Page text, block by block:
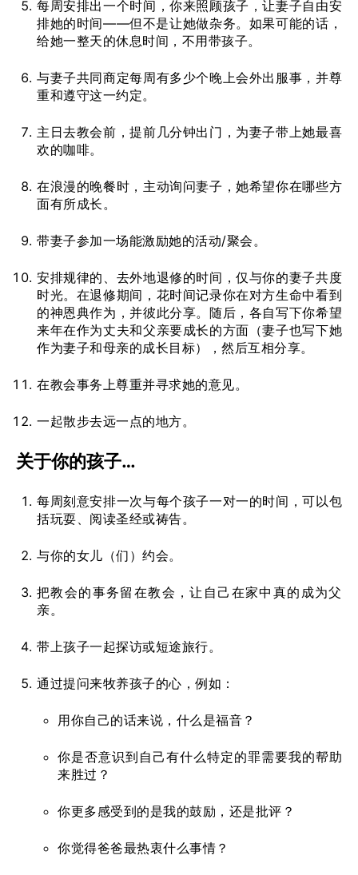
每周安排出一个时间，你来照顾孩子，让妻子自由安
排她的时间——但不是让她做杂务。如果可能的话，
给她一整天的休息时间，不用带孩子。
与妻子共同商定每周有多少个晚上会外出服事，并尊
重和遵守这一约定。
主日去教会前，提前几分钟出门，为妻子带上她最喜
欢的咖啡。
在浪漫的晚餐时，主动询问妻子，她希望你在哪些方
面有所成长。
带妻子参加一场能激励她的活动/聚会。
安排规律的、去外地退修的时间，仅与你的妻子共度
时光。在退修期间，花时间记录你在对方生命中看到
的神恩典作为，并彼此分享。随后，各自写下你希望
来年在作为丈夫和父亲要成长的方面（妻子也写下她
作为妻子和母亲的成长目标），然后互相分享。
在教会事务上尊重并寻求她的意见。
一起散步去远一点的地方。
关于你的孩子…
每周刻意安排一次与每个孩子一对一的时间，可以包
括玩耍、阅读圣经或祷告。
与你的女儿（们）约会。
把教会的事务留在教会，让自己在家中真的成为父
亲。
带上孩子一起探访或短途旅行。
通过提问来牧养孩子的心，例如：
用你自己的话来说，什么是福音？
你是否意识到自己有什么特定的罪需要我的帮助
来胜过？
你更多感受到的是我的鼓励，还是批评？
你觉得爸爸最热衷什么事情？